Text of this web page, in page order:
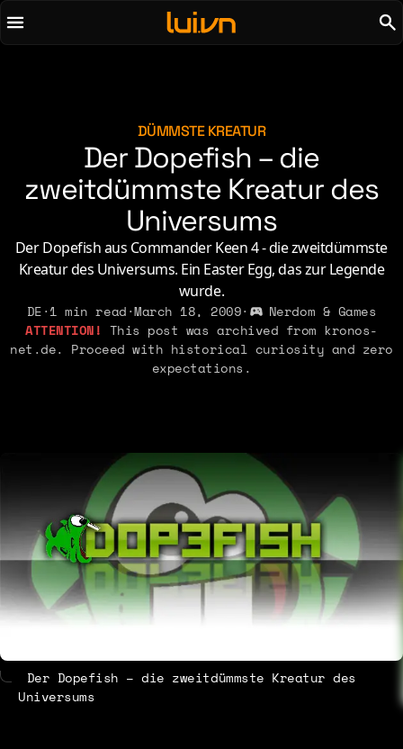
To main content
To menu
Concrete & Steel
Curiosity & Science
Music
Nerdom & Games
Personal Lore
2026
2025
2023
2022
2021
2018
2017
2014
2013
2011
2010
2009
2008
DÜMMSTE KREATUR
Der Dopefish – die
zweitdümmste Kreatur des
Universums
Der Dopefish aus Commander Keen 4 - die zweitdümmste
Kreatur des Universums. Ein Easter Egg, das zur Legende
wurde.
DE·1 min read·March 18, 2009·
Nerdom & Games
This post was archived from kronos-
net.de. Proceed with historical curiosity and zero
expectations.
Der Dopefish – die zweitdümmste Kreatur des
Universums